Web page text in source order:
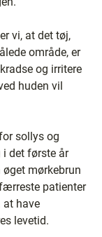
vi, at det tøj,
område, er
og irritere
huden vil
sollys og
i det første år
mørkebrun
patienter
at have
levetid.